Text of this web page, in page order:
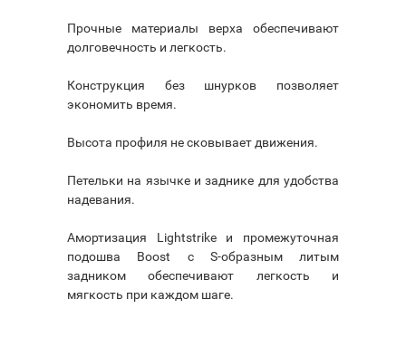
Прочные материалы верха обеспечивают
долговечность и легкость.
Конструкция без шнурков позволяет
экономить время.
Высота профиля не сковывает движения.
Петельки на язычке и заднике для удобства
надевания.
Амортизация Lightstrike и промежуточная
подошва Boost с S-образным литым
задником обеспечивают легкость и
мягкость при каждом шаге.